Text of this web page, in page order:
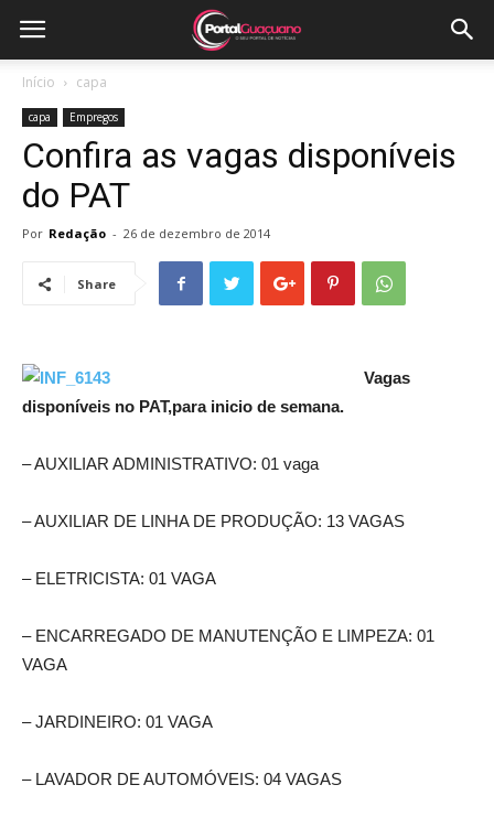
Início capa
capa Empregos
Confira as vagas disponíveis
do PAT
Por Redação - 26 de dezembro de 2014
Share
Vagas
disponíveis no PAT,para inicio de semana.
– AUXILIAR ADMINISTRATIVO: 01 vaga
– AUXILIAR DE LINHA DE PRODUÇÃO: 13 VAGAS
– ELETRICISTA: 01 VAGA
– ENCARREGADO DE MANUTENÇÃO E LIMPEZA: 01
VAGA
– JARDINEIRO: 01 VAGA
– LAVADOR DE AUTOMÓVEIS: 04 VAGAS